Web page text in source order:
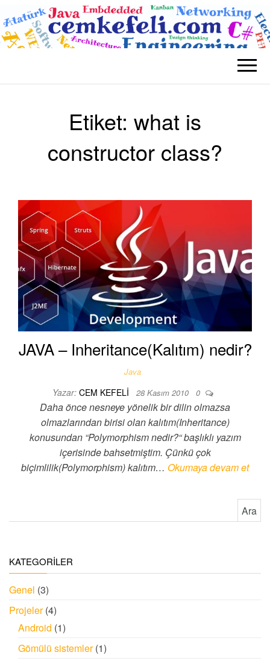
BLOG CEM
KEFELI
Teknolojik
Etiket: what is
constructor class?
JAVA – Inheritance(Kalıtım) nedir?
Java
Yazar: CEM KEFELI 28 Kasım 2010 0
Daha önce nesneye yönelik bir dilin olmazsa
olmazlarından birisi olan kalıtım(Inheritance)
konusundan “Polymorphism nedir?“ başlıklı yazım
içerisinde bahsetmiştim. Çünkü çok
biçimlilik(Polymorphism) kalıtım… Okumaya devam et
KATEGORİLER
Genel (3)
Projeler(4)
Android (1)
Gömülü sistemler(1)